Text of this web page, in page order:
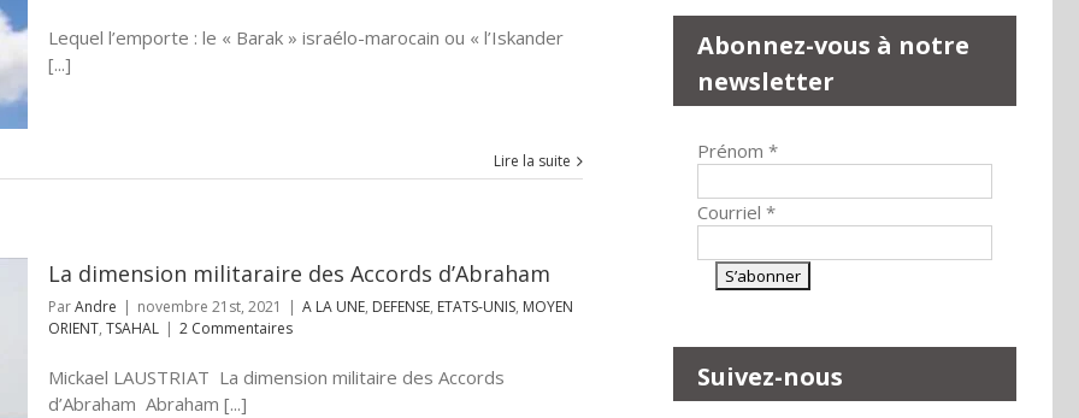
Lequel l’emporte : le « Barak » israélo-marocain ou « l’Iskander
[...]
Lire la suite
La dimension militaraire des Accords d’Abraham
ParAndre novembre 21st, 2021 A LA UNE, DEFENSE, ETATS-UNIS, MOYEN
ORIENT, TSAHAL 2 Commentaires
Mickael LAUSTRIAT La dimension militaire des Accords
d’Abraham Abraham [...]
Abonnez-vous à notre
newsletter
Prénom *
Courriel *
Suivez-nous